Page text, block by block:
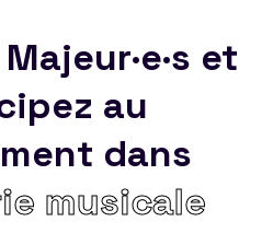
et
au
dans
musicale